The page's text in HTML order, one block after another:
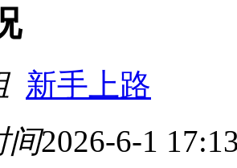
新手上路
间2026-6-1